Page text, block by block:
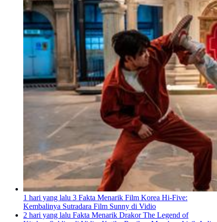
1 hari yang lalu 3 Fakta Menarik Film Korea Hi-Five:
Kembalinya Sutradara Film Sunny di Vidio
2 hari yang lalu Fakta Menarik Drakor The Legend of